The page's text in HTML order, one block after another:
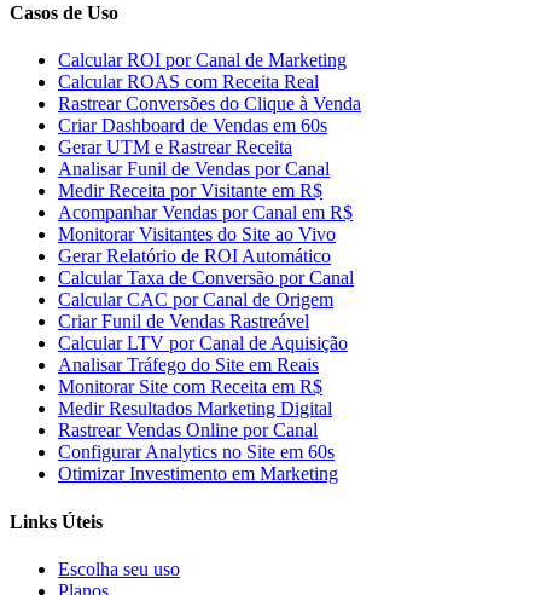
Casos de Uso
Calcular ROI por Canal de Marketing
Calcular ROAS com Receita Real
Rastrear Conversões do Clique à Venda
Criar Dashboard de Vendas em 60s
Gerar UTM e Rastrear Receita
Analisar Funil de Vendas por Canal
Medir Receita por Visitante em R$
Acompanhar Vendas por Canal em R$
Monitorar Visitantes do Site ao Vivo
Gerar Relatório de ROI Automático
Calcular Taxa de Conversão por Canal
Calcular CAC por Canal de Origem
Criar Funil de Vendas Rastreável
Calcular LTV por Canal de Aquisição
Analisar Tráfego do Site em Reais
Monitorar Site com Receita em R$
Medir Resultados Marketing Digital
Rastrear Vendas Online por Canal
Configurar Analytics no Site em 60s
Otimizar Investimento em Marketing
Links Úteis
Escolha seu uso
Planos